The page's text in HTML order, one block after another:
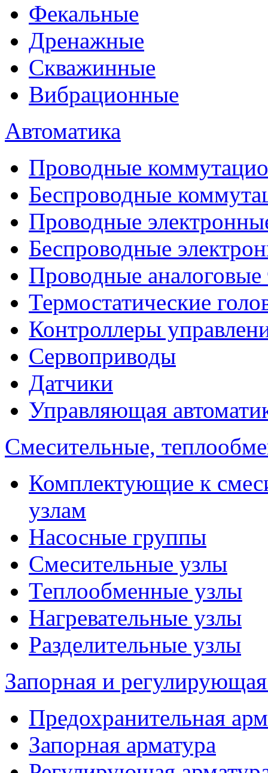
Фекальные
Дренажные
Скважинные
Вибрационные
Автоматика
Проводные
Беспроводные
Проводные
Беспроводные
Проводные аналоговые
Термостатические
Контроллеры
Сервоприводы
Датчики
Управляющая
Смесительные,
Комплектующие к
узлам
Насосные группы
Смесительные узлы
Теплообменные узлы
Нагревательные узлы
Разделительные узлы
Запорная и
Предохранительная
Запорная арматура